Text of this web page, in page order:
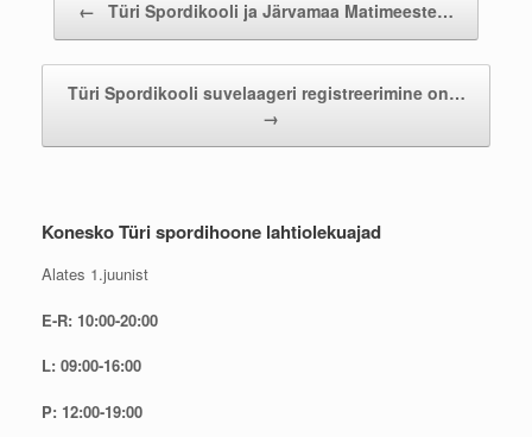
← Türi Spordikooli ja Järvamaa Matimeeste…
Türi Spordikooli suvelaageri registreerimine on…
→
Konesko Türi spordihoone lahtiolekuajad
Alates 1.juunist
E-R: 10:00-20:00
L: 09:00-16:00
P: 12:00-19:00